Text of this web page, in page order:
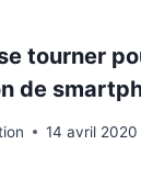
tourner
de
14 avril 2020